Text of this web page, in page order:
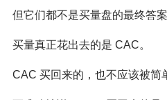
但它们都不是买量盘的最终答案
买量真正花出去的是 CAC。
CAC 买回来的，也不应该被简